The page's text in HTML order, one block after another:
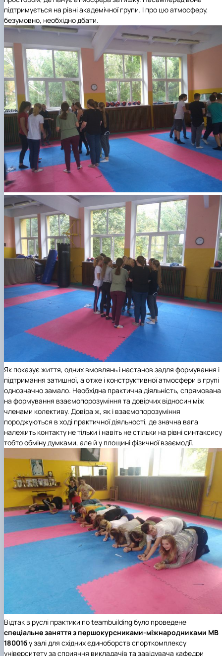
Підготовка до вступу в аспірантуру
Правила прийому 2026
Контактні дані
Профорієнтаційна діяльність
Профорієнтаційна робота
Дні відкритих дверей
Інформація і політика
HistoryEU
підтримується на рівні академічної групи. І про цю атмосферу,
безумовно, необхідно дбати.
Як показує життя, одних вмовлянь і настанов задля формування і
підтримання затишної, а отже і конструктивної атмосфери в групі
однозначно замало. Необхідна практична діяльність, спрямована
на формування взаємопорозуміння та довірчих відносин між
членами колективу. Довіра ж, як і взаємопорозуміння
породжуються в ході практичної діяльності, де значна вага
належить контакту не тільки і навіть не стільки на рівні
тобто обміну думками, але й у площині фізичної взаємодії.
Відтак в руслі практики по teambuilding було проведене
спеціальне заняття з першокурсниками-міжнародниками МВ
18001бу залі для східних єдиноборств спорткомплексу
університету за сприяння викладачів та завідувача кафедри